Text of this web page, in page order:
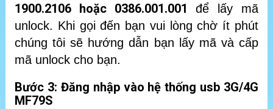
1900.2106 hoặc 0386.001.001 để lấy mã
unlock. Khi gọi đến bạn vui lòng chờ ít phút
chúng tôi sẽ hướng dẫn bạn lấy mã và cấp
mã unlock cho bạn.
Bước 3: Đăng nhập vào hệ thống usb 3G/4G
MF79S